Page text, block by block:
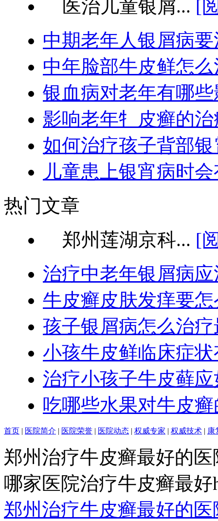
医治儿童银屑... [
中期老年人银屑病
中年脸部牛皮鲜怎
银血病对老年有哪
影响老年牜皮癣的
如何治疗孩子背部
儿童患上银宵病时
热门文章
郑州莲湖京科... [
治疗中老年银屑病
牛皮癣皮肤发痒要
孩子银屑病怎么治
小孩牛皮鲜临床症
治疗小孩子牛皮藓
吃哪些水果对牛皮
首页 | 医院简介 | 医院荣誉 | 医院动态 | 权威专家 | 权威技术 | 康
郑州治疗牛皮癣最好的
哪家医院治疗牛皮癣最好
郑州治疗牛皮癣最好的